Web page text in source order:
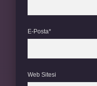
E-Posta*
Web Sitesi